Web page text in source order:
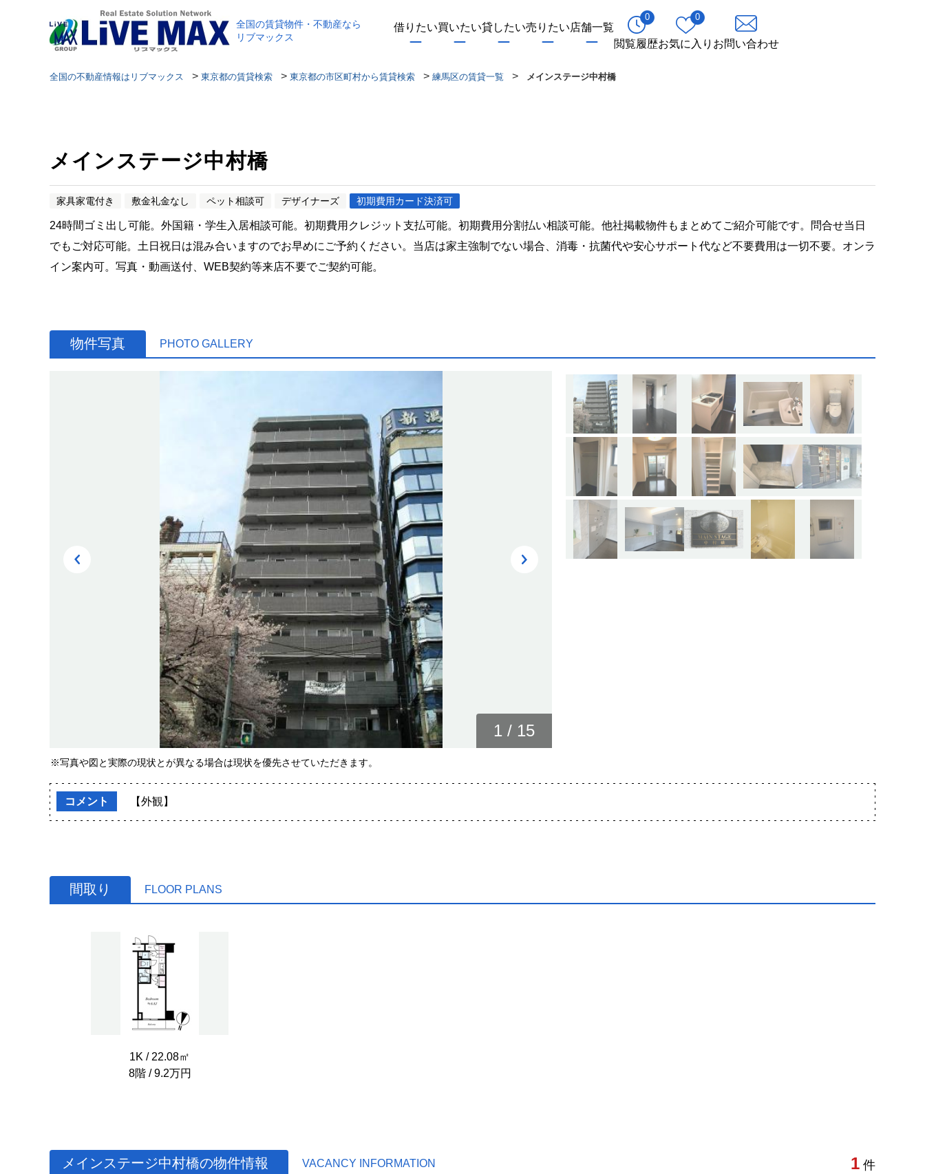
全国の賃貸物件・不動産なら
リブマックス
借りたい買いたい貸したい売りたい店舗一覧
0
閲覧履歴
0
お気に入り お問い合わせ
全国の不動産情報はリブマックス > 東京都の賃貸検索 > 東京都の市区町村から賃貸検索 > 練馬区の賃貸一覧 > メインステージ中村橋
メインステージ中村橋
家具家電付き 敷金礼金なし ペット相談可 デザイナーズ 初期費用カード決済可
24時間ゴミ出し可能。外国籍・学生入居相談可能。初期費用クレジット支払可能。初期費用分割払い相談可能。他社掲載物件もまとめてご紹介可能です。問合せ当日
でもご対応可能。土日祝日は混み合いますのでお早めにご予約ください。当店は家主強制でない場合、消毒・抗菌代や安心サポート代など不要費用は一切不要。オンラ
イン案内可。写真・動画送付、WEB契約等来店不要でご契約可能。
物件写真 PHOTO GALLERY
1 / 15
※写真や図と実際の現状とが異なる場合は現状を優先させていただきます。
コメント 【外観】
間取り FLOOR PLANS
1K / 22.08㎡
8階 / 9.2万円
メインステージ中村橋の物件情報 VACANCY INFORMATION 1 件